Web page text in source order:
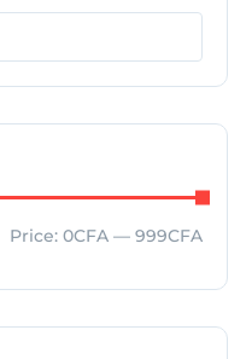
Price: 0CFA — 999CFA